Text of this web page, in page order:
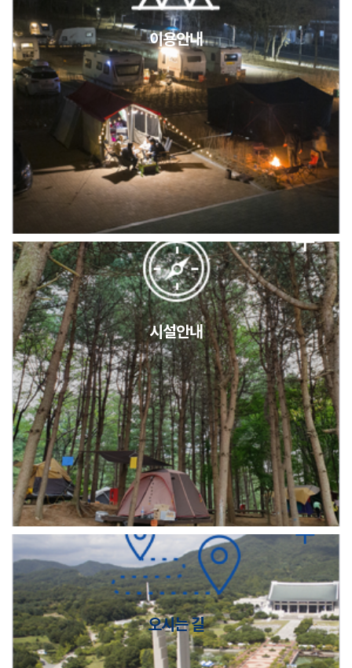
2026년 5월 캠핑장 안점 점검의 날 변경 안내
캠핑장(9월1일~6일) 미운영 공지
[6/1]전산시스템 점검 및 안정화에 따른 서비스 이용 제한 안내
이용안내
시설안내
오시는 길